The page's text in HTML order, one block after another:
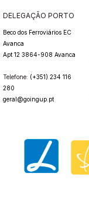
DELEGAÇÃO PORTO
Beco dos Ferroviários EC
Avanca
Apt 12 3864-908 Avanca
Telefone: (+351) 234 116
280
geral@goingup.pt